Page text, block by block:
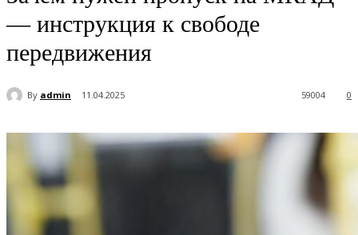
— инструкция к свободе
передвижения
By admin 11.04.2025 0
59004